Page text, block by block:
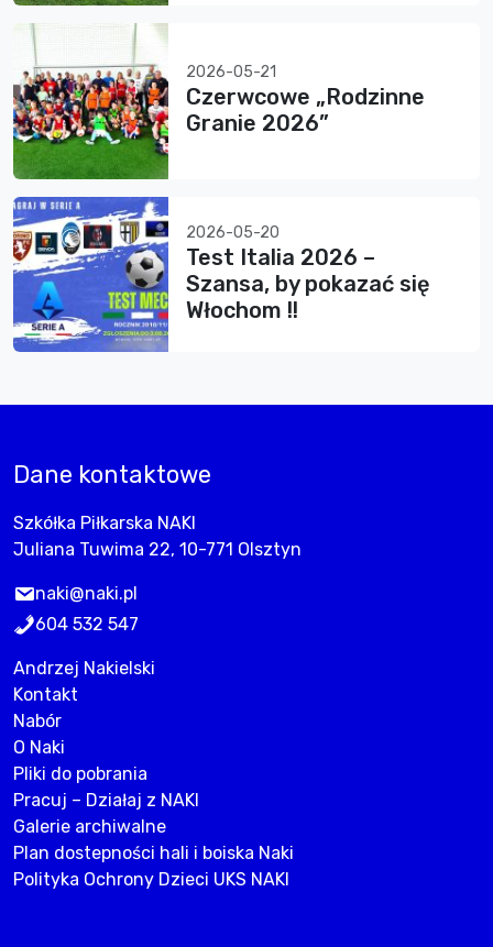
2026-05-21
Czerwcowe „Rodzinne
Granie 2026”
2026-05-20
Test Italia 2026 –
Szansa, by pokazać się
Włochom !!
Dane kontaktowe
Szkółka Piłkarska NAKI
Juliana Tuwima 22, 10-771 Olsztyn
naki@naki.pl
604 532 547
Andrzej Nakielski
Kontakt
Nabór
O Naki
Pliki do pobrania
Pracuj – Działaj z NAKI
Galerie archiwalne
Plan dostepności hali i boiska Naki
Polityka Ochrony Dzieci UKS NAKI